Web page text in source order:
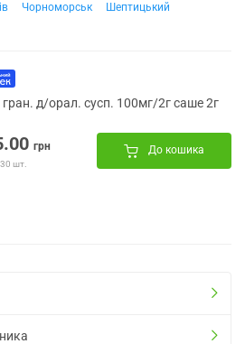
Чорноморськ Шептицький
гран. д/орал. сусп. 100мг/2г саше 2г
грн
шт.
До кошика